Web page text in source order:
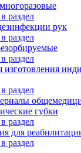
раздел
рук
раздел
раздел
изготовления
раздел
губки
раздел
для
раздел